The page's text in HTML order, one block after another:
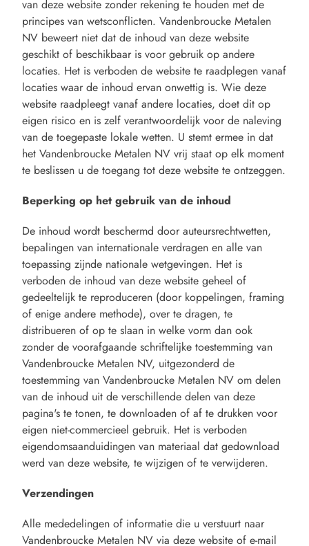
van deze website zonder rekening te houden met de
principes van wetsconflicten. Vandenbroucke Metalen
NV beweert niet dat de inhoud van deze website
geschikt of beschikbaar is voor gebruik op andere
locaties. Het is verboden de website te raadplegen vanaf
locaties waar de inhoud ervan onwettig is. Wie deze
website raadpleegt vanaf andere locaties, doet dit op
eigen risico en is zelf verantwoordelijk voor de naleving
van de toegepaste lokale wetten. U stemt ermee in dat
het Vandenbroucke Metalen NV vrij staat op elk moment
te beslissen u de toegang tot deze website te ontzeggen.
Beperking op het gebruik van de inhoud
De inhoud wordt beschermd door auteursrechtwetten,
bepalingen van internationale verdragen en alle van
toepassing zijnde nationale wetgevingen. Het is
verboden de inhoud van deze website geheel of
gedeeltelijk te reproduceren (door koppelingen, framing
of enige andere methode), over te dragen, te
distribueren of op te slaan in welke vorm dan ook
zonder de voorafgaande schriftelijke toestemming van
Vandenbroucke Metalen NV, uitgezonderd de
toestemming van Vandenbroucke Metalen NV om delen
van de inhoud uit de verschillende delen van deze
pagina's te tonen, te downloaden of af te drukken voor
eigen niet-commercieel gebruik. Het is verboden
eigendomsaanduidingen van materiaal dat gedownload
werd van deze website, te wijzigen of te verwijderen.
Verzendingen
Alle mededelingen of informatie die u verstuurt naar
Vandenbroucke Metalen NV via deze website of e-mail